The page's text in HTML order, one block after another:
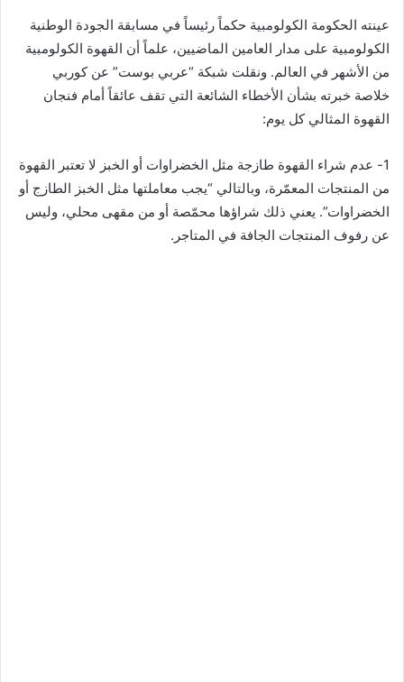
عينته الحكومة الكولومبية حكماً رئيساً في مسابقة الجودة الوطنية
الكولومبية على مدار العامين الماضيين، علماً أن القهوة الكولومبية
من الأشهر في العالم. ونقلت شبكة “عربي بوست” عن كوربي
خلاصة خبرته بشأن الأخطاء الشائعة التي تقف عائقاً أمام فنجان
القهوة المثالي كل يوم:
1- عدم شراء القهوة طازجة مثل الخضراوات أو ​​الخبز لا تعتبر القهوة
من المنتجات المعمّرة، وبالتالي “يجب معاملتها مثل الخبز الطازج أو
الخضراوات”. يعني ذلك شراؤها محمّصة أو من مقهى محلي، وليس
عن رفوف المنتجات الجافة في المتاجر.